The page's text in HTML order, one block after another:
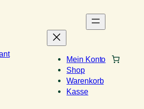
Mein Konto
Shop
Warenkorb
Kasse